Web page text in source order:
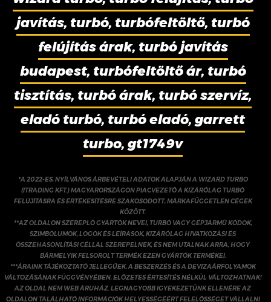
javítás, turbó, turbófeltöltő, turbó
felújítás árak, turbó javítás
budapest, turbófeltöltő ár, turbó
tisztítás, turbó árak, turbó szervíz,
eladó turbó, turbó eladó, garrett
turbo, gt1749v
*A 2022-ES, NYÍLVÁNOS ÁRBEVÉTELI ADATOK ALAPJÁN A WIZARD TURBO
(ITRADING KFT.) MAGYARORSZÁGON PIACVEZETŐ A KIZÁRÓLAG TURBÓ
FELÚJÍTÁSRA ÉS ÉRTÉKESÍTÉSRE SZAKOSODOTT, MÁRKAFÜGGETLEN CÉGEK
KÖZÖTT.
**AZ OLDALON SZEREPLŐ GYÁRTÓK NEVEI, TURBÓ VAGY GÉPJÁRMŰ KÓDOK,
SZIMBÓLUMOK, LOGÓK ÉS LEÍRÁSOK, KIZÁRÓLAG HIVATKOZÁSI ÉS
ÖSSZEHASONLÍTÁSI CÉLLAL SZEREPELNEK, ÉS NEM UTALNAK ARRA, HOGY
BÁRMELYIK FELSOROLT TERMÉK EZEN GYÁRTÓK TERMÉKEI.
***ÁRAINK TÁJÉKOZTATÓ JELLEGŰEK, A BESZERZÉS ÉS A DEVIZAÁRFOLYAMOK
VÁLTOZÁSÁNAK FÜGGVÉNYÉBEN, ELŐZETES ÉRTESÍTÉS NÉLKÜL VÁLTOZHATNAK!
AZ OLDAL NEM WEB ÁRUHÁZ. LEGNAGYOBB IGYEKEZETÜNK ELLENÉRE AZ
OLDALON TALÁLHATÓ INFORMÁCIÓK HELYESSÉGÉÉRT FELELŐSSÉGET VÁLLALNI